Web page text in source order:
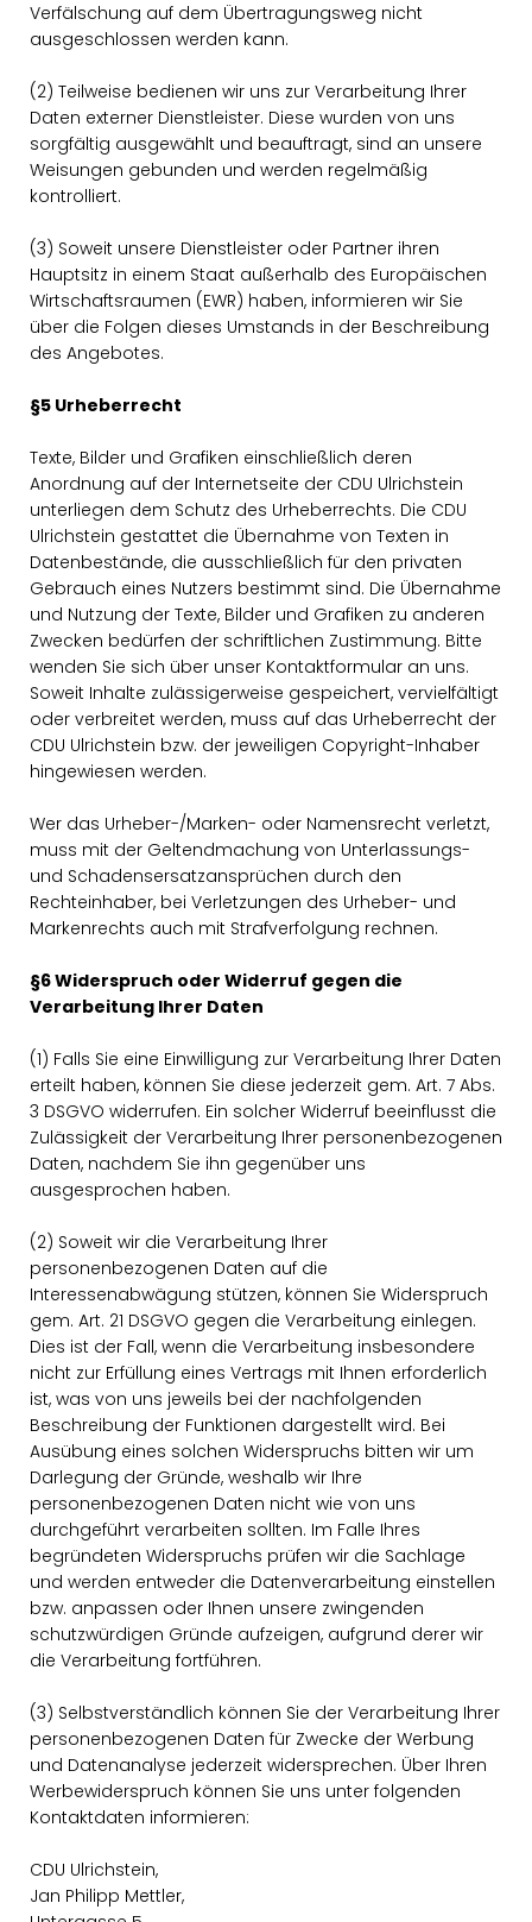
Verfälschung auf dem Übertragungsweg nicht
ausgeschlossen werden kann.
(2) Teilweise bedienen wir uns zur Verarbeitung Ihrer
Daten externer Dienstleister. Diese wurden von uns
sorgfältig ausgewählt und beauftragt, sind an unsere
Weisungen gebunden und werden regelmäßig
kontrolliert.
(3) Soweit unsere Dienstleister oder Partner ihren
Hauptsitz in einem Staat außerhalb des Europäischen
Wirtschaftsraumen (EWR) haben, informieren wir Sie
über die Folgen dieses Umstands in der Beschreibung
des Angebotes.
§5 Urheberrecht
Texte, Bilder und Grafiken einschließlich deren
Anordnung auf der Internetseite der CDU Ulrichstein
unterliegen dem Schutz des Urheberrechts. Die CDU
Ulrichstein gestattet die Übernahme von Texten in
Datenbestände, die ausschließlich für den privaten
Gebrauch eines Nutzers bestimmt sind. Die Übernahme
und Nutzung der Texte, Bilder und Grafiken zu anderen
Zwecken bedürfen der schriftlichen Zustimmung. Bitte
wenden Sie sich über unser Kontaktformular an uns.
Soweit Inhalte zulässigerweise gespeichert, vervielfältigt
oder verbreitet werden, muss auf das Urheberrecht der
CDU Ulrichstein bzw. der jeweiligen Copyright-Inhaber
hingewiesen werden.
Wer das Urheber-/Marken- oder Namensrecht verletzt,
muss mit der Geltendmachung von Unterlassungs-
und Schadensersatzansprüchen durch den
Rechteinhaber, bei Verletzungen des Urheber- und
Markenrechts auch mit Strafverfolgung rechnen.
§6 Widerspruch oder Widerruf gegen die
Verarbeitung Ihrer Daten
(1) Falls Sie eine Einwilligung zur Verarbeitung Ihrer Daten
erteilt haben, können Sie diese jederzeit gem. Art. 7 Abs.
3 DSGVO widerrufen. Ein solcher Widerruf beeinflusst die
Zulässigkeit der Verarbeitung Ihrer personenbezogenen
Daten, nachdem Sie ihn gegenüber uns
ausgesprochen haben.
(2) Soweit wir die Verarbeitung Ihrer
personenbezogenen Daten auf die
Interessenabwägung stützen, können Sie Widerspruch
gem. Art. 21 DSGVO gegen die Verarbeitung einlegen.
Dies ist der Fall, wenn die Verarbeitung insbesondere
nicht zur Erfüllung eines Vertrags mit Ihnen erforderlich
ist, was von uns jeweils bei der nachfolgenden
Beschreibung der Funktionen dargestellt wird. Bei
Ausübung eines solchen Widerspruchs bitten wir um
Darlegung der Gründe, weshalb wir Ihre
personenbezogenen Daten nicht wie von uns
durchgeführt verarbeiten sollten. Im Falle Ihres
begründeten Widerspruchs prüfen wir die Sachlage
und werden entweder die Datenverarbeitung einstellen
bzw. anpassen oder Ihnen unsere zwingenden
schutzwürdigen Gründe aufzeigen, aufgrund derer wir
die Verarbeitung fortführen.
(3) Selbstverständlich können Sie der Verarbeitung Ihrer
personenbezogenen Daten für Zwecke der Werbung
und Datenanalyse jederzeit widersprechen. Über Ihren
Werbewiderspruch können Sie uns unter folgenden
Kontaktdaten informieren:
CDU Ulrichstein,
Jan Philipp Mettler,